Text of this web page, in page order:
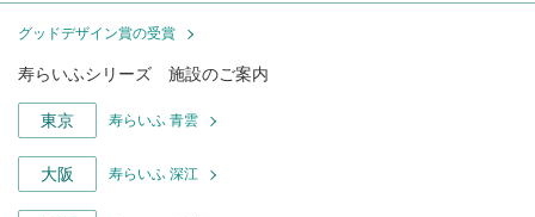
グッドデザイン賞の受賞
寿らいふシリーズ 施設のご案内
東京 寿らいふ 青雲
大阪 寿らいふ 深江